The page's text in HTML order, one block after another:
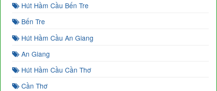
Hút Hầm Cầu Bến Tre
Bến Tre
Hút Hầm Cầu An Giang
An Giang
Hút Hầm Cầu Cần Thơ
Cần Thơ